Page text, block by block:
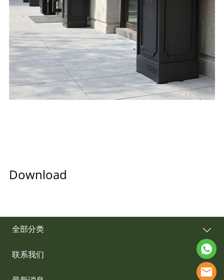
Download
全部分类
联系我们